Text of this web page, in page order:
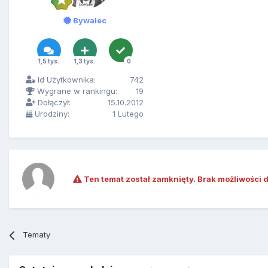
Bywalec
1,5 tys. 1,3 tys. 0
Id Użytkownika:
742
Wygrane w rankingu:
19
Dołączył:
15.10.2012
Urodziny:
1 Lutego
Ten temat został zamknięty. Brak możliwości
Tematy